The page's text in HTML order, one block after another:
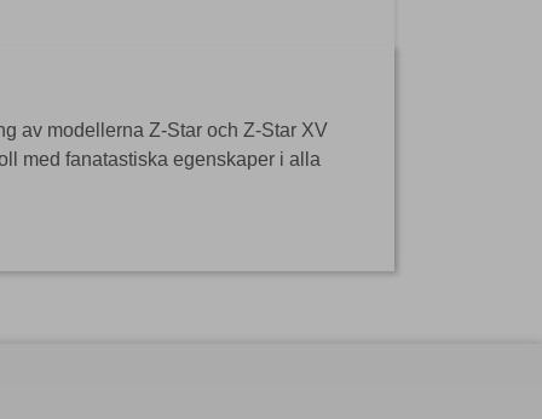
av modellerna Z-Star och Z-Star XV
med fanatastiska egenskaper i alla